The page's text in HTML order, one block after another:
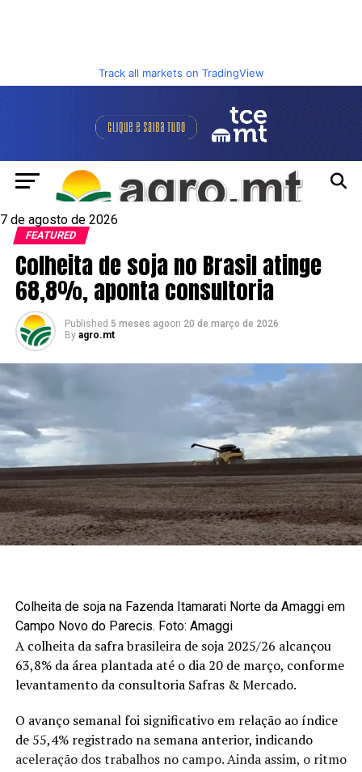
Track all markets on TradingView
7 de agosto de 2026
FEATURED
Colheita de soja no Brasil atinge
68,8%, aponta consultoria
Published 5 meses agoon 20 de março de 2026
By agro.mt
Colheita de soja na Fazenda Itamarati Norte da Amaggi em
Campo Novo do Parecis. Foto: Amaggi
A colheita da safra brasileira de soja 2025/26 alcançou
63,8% da área plantada até o dia 20 de março, conforme
levantamento da consultoria Safras & Mercado.
O avanço semanal foi significativo em relação ao índice
de 55,4% registrado na semana anterior, indicando
aceleração dos trabalhos no campo. Ainda assim, o ritmo